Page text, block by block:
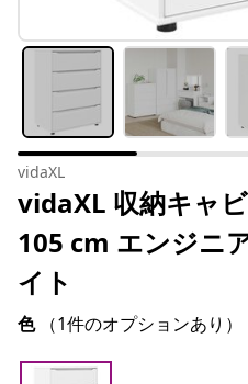
vidaXL
vidaXL 収納キャ
105 cm エンジニ
イト
色 （1件のオプションあり）